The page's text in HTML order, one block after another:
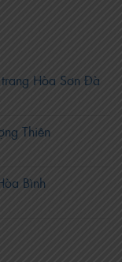
Hòa Sơn Đà
Thiên
Bình